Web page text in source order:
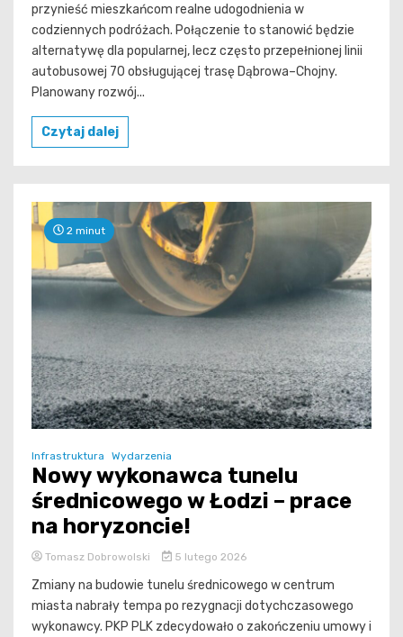
przynieść mieszkańcom realne udogodnienia w
codziennych podróżach. Połączenie to stanowić będzie
alternatywę dla popularnej, lecz często przepełnionej linii
autobusowej 70 obsługującej trasę Dąbrowa–Chojny.
Planowany rozwój...
Czytaj dalej
2 minut
Infrastruktura Wydarzenia
Nowy wykonawca tunelu
średnicowego w Łodzi – prace
na horyzoncie!
Tomasz Dobrowolski 5 lutego 2026
Zmiany na budowie tunelu średnicowego w centrum
miasta nabrały tempa po rezygnacji dotychczasowego
wykonawcy. PKP PLK zdecydowało o zakończeniu umowy i